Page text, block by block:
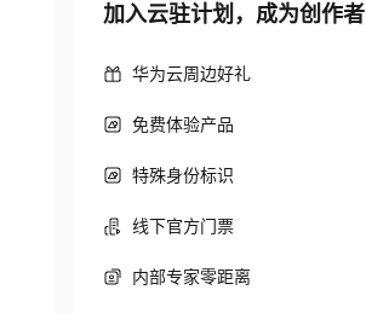
-->
加入云驻计划，成为创作者
华为云周边好礼
免费体验产品
特殊身份标识
线下官方门票
内部专家零距离